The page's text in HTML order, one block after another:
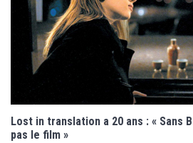
Lost in translation a 20 ans : « Sans
pas le film »